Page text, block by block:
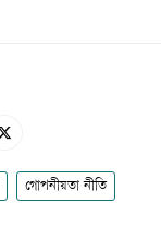
গোপনীয়তা নীতি